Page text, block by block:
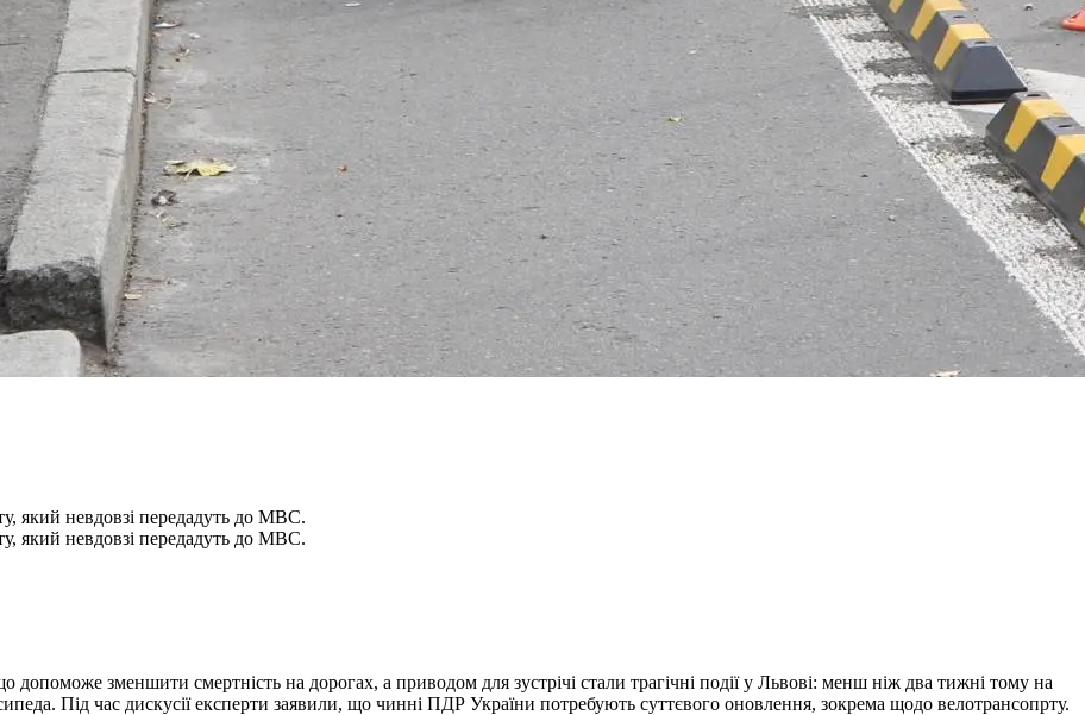
який невдовзі передадуть до МВС.
який невдовзі передадуть до МВС.
допоможе зменшити смертність на дорогах, а приводом для зустрічі стали трагічні події у Львові: менш ніж два тижні тому на
Під час дискусії експерти заявили, що чинні ПДР України потребують суттєвого оновлення, зокрема щодо велотрансопрту.